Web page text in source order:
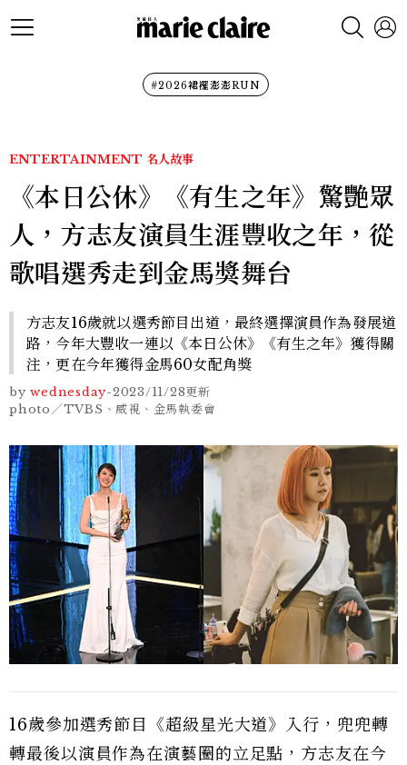
#2026裙襬澎澎RUN
ENTERTAINMENT 名人故事
《本日公休》《有生之年》驚艷眾
人，方志友演員生涯豐收之年，從
歌唱選秀走到金馬獎舞台
方志友16歲就以選秀節目出道，最終選擇演員作為發展道
路，今年大豐收一連以《本日公休》《有生之年》獲得關
注，更在今年獲得金馬60女配角獎
by wednesday-2023/11/28更新
photo／TVBS、威視、金馬執委會
16歲參加選秀節目《超級星光大道》入行，兜兜轉
轉最後以演員作為在演藝圈的立足點，方志友在今